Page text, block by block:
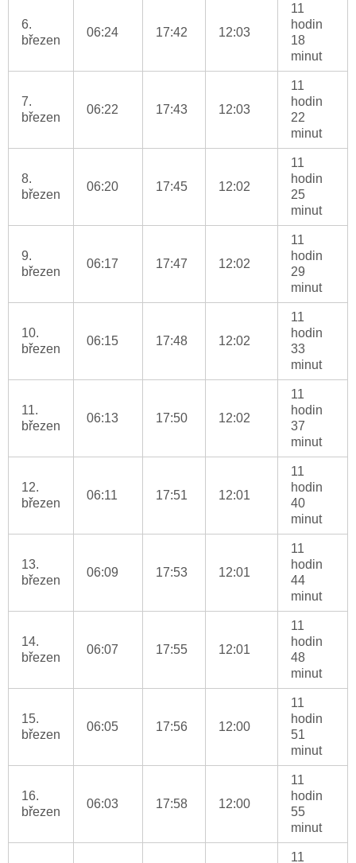
6.
březen
06:24 17:42 12:03
11
hodin
18
minut
7.
březen
06:22 17:43 12:03
11
hodin
22
minut
8.
březen
06:20 17:45 12:02
11
hodin
25
minut
9.
březen
06:17 17:47 12:02
11
hodin
29
minut
10.
březen
06:15 17:48 12:02
11
hodin
33
minut
11.
březen
06:13 17:50 12:02
11
hodin
37
minut
12.
březen
06:11 17:51 12:01
11
hodin
40
minut
13.
březen
06:09 17:53 12:01
11
hodin
44
minut
14.
březen
06:07 17:55 12:01
11
hodin
48
minut
15.
březen
06:05 17:56 12:00
11
hodin
51
minut
16.
březen
06:03 17:58 12:00
11
hodin
55
minut
11